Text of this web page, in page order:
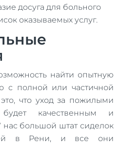
досуга для больного
оказываемых услуг.
найти опытную
с полной или частичной
что уход за пожилыми
качественным и
большой штат сиделок
в Рени, и все они